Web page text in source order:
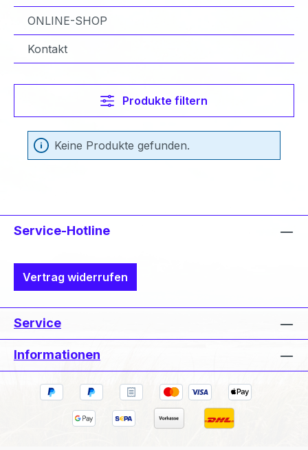
ONLINE-SHOP
Kontakt
Produkte filtern
Keine Produkte gefunden.
Service-Hotline
Vertrag widerrufen
Service
Informationen